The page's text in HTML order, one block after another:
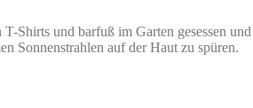
Shirts und barfuß im Garten gesessen und
Sonnenstrahlen auf der Haut zu spüren.